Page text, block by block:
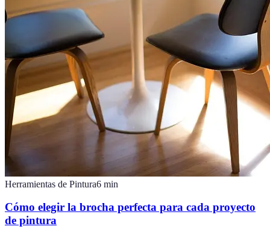
Herramientas de Pintura6 min
Cómo elegir la brocha perfecta para cada proyecto
de pintura